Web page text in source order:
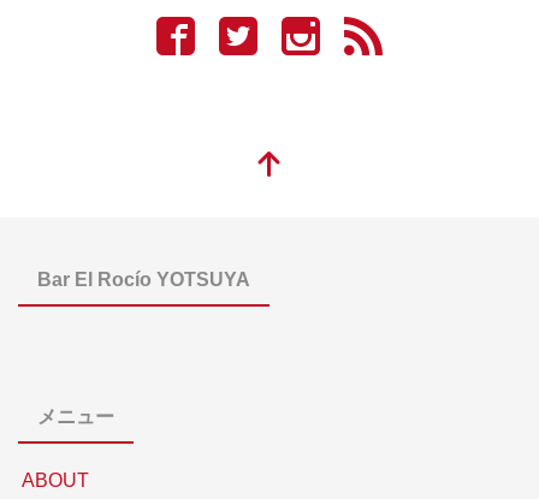
Bar El Rocío YOTSUYA
メニュー
ABOUT